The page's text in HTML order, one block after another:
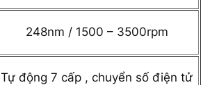
248nm / 1500 – 3500rpm
Tự động 7 cấp , chuyển số điện tử